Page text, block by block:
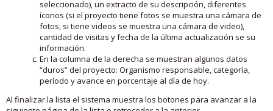
seleccionado), un extracto de su descripción, diferentes
íconos (si el proyecto tiene fotos se muestra una cámara de
fotos, si tiene videos se muestra una cámara de video),
cantidad de visitas y fecha de la última actualización se su
información.
En la columna de la derecha se muestran algunos datos
“duros” del proyecto: Organismo responsable, categoría,
período y avance en porcentaje al día de hoy.
Al finalizar la lista el sistema muestra los botones para avanzar a la